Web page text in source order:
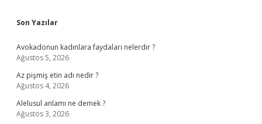
Sidebar
Son Yazılar
Avokadonun kadınlara faydaları nelerdir ?
Ağustos 5, 2026
Az pişmiş etin adı nedir ?
Ağustos 4, 2026
Alelusul anlamı ne demek ?
Ağustos 3, 2026